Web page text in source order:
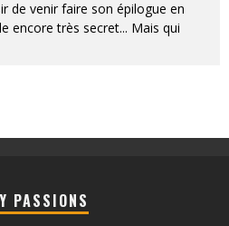
de venir faire son épilogue en
encore très secret... Mais qui
PASSIONS